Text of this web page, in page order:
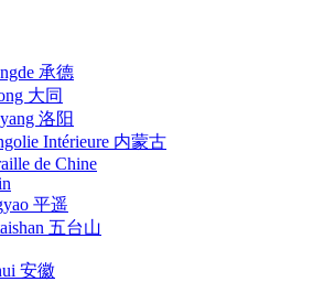
承德
大同
洛阳
Intérieure 内蒙古
de Chine
平遥
五台山
安徽